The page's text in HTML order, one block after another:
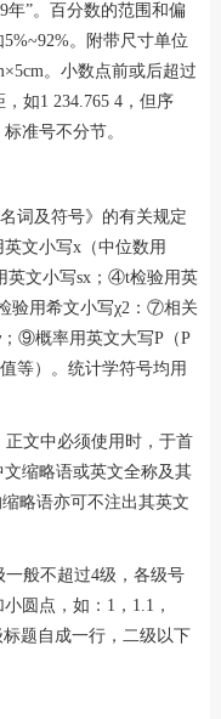
年”。百分数的范围和偏
。附带尺寸单位
。小数点前或后超过
如1 234.765 4，但序
准号不分节。
词及符号》的有关规定
文小写x（中位数用
文小写sx；④t检验用英
验用希文小写χ2：⑦相关
⑨概率用英文大写P（P
等）。统计学符号均用
正文中必须使用时，于首
缩略语或英文全称及其
略语亦可不注出其英文
般不超过4级，各级号
圆点，如：1，1.1，
题自成一行，二级以下